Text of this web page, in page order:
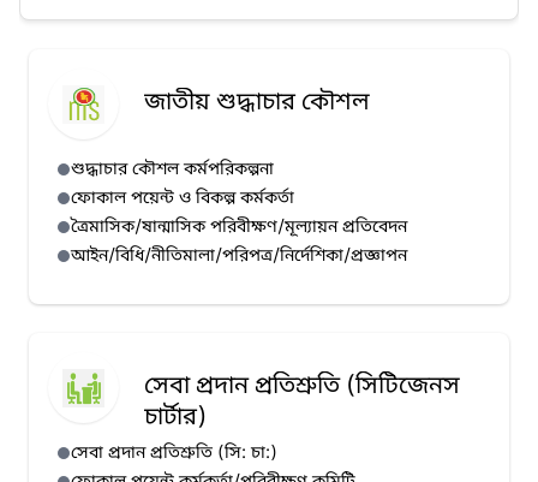
জাতীয় শুদ্ধাচার কৌশল
শুদ্ধাচার কৌশল কর্মপরিকল্পনা
ফোকাল পয়েন্ট ও বিকল্প কর্মকর্তা
ত্রৈমাসিক/ষান্মাসিক পরিবীক্ষণ/মূল্যায়ন প্রতিবেদন
আইন/বিধি/নীতিমালা/পরিপত্র/নির্দেশিকা/প্রজ্ঞাপন
সেবা প্রদান প্রতিশ্রুতি (সিটিজেনস
চার্টার)
সেবা প্রদান প্রতিশ্রুতি (সি: চা:)